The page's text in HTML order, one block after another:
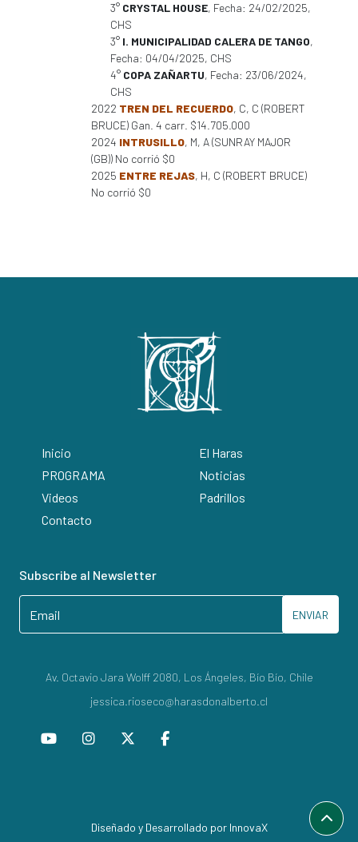
3° CRYSTAL HOUSE, Fecha: 24/02/2025,
CHS
3° I. MUNICIPALIDAD CALERA DE TANGO,
Fecha: 04/04/2025, CHS
4° COPA ZAÑARTU, Fecha: 23/06/2024,
CHS
2022 TREN DEL RECUERDO, C, C (ROBERT
BRUCE) Gan. 4 carr. $14.705.000
2024 INTRUSILLO, M, A (SUNRAY MAJOR
(GB)) No corrió $0
2025 ENTRE REJAS, H, C (ROBERT BRUCE)
No corrió $0
Inicio
El Haras
PROGRAMA
Noticias
Videos
Padrillos
Contacto
Subscribe al Newsletter
ENVIAR
Av. Octavio Jara Wolff 2080, Los Ángeles, Bío Bío, Chile
jessica.rioseco@harasdonalberto.cl
Diseñado y Desarrollado por InnovaX